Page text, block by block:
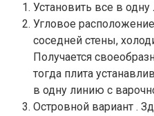
Установить все в
Угловое
соседней стены,
Получается
тогда плита
в одну линию с
Островной вариант .